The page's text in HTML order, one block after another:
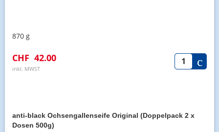
870 g
CHF 42.00
inkl. MWST
anti-black Ochsengallenseife Original (Doppelpack 2 x
Dosen 500g)